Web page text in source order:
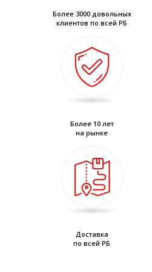
Более 3000 довольных
клиентов по всей РБ
Более 10 лет
на рынке
Доставка
по всей РБ